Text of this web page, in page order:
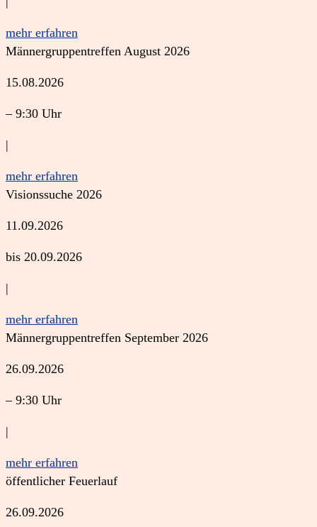
mehr erfahren
Männergruppentreffen August 2026
15.08.2026
– 9:30 Uhr
|
mehr erfahren
Visionssuche 2026
11.09.2026
bis 20.09.2026
|
mehr erfahren
Männergruppentreffen September 2026
26.09.2026
– 9:30 Uhr
|
mehr erfahren
öffentlicher Feuerlauf
26.09.2026